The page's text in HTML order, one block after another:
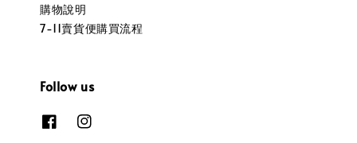
購物說明
7-11賣貨便購買流程
Follow us